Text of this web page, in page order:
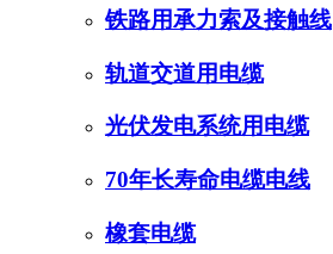
铁路用承力索及接触线
轨道交道用电缆
光伏发电系统用电缆
70年长寿命电缆电线
橡套电缆